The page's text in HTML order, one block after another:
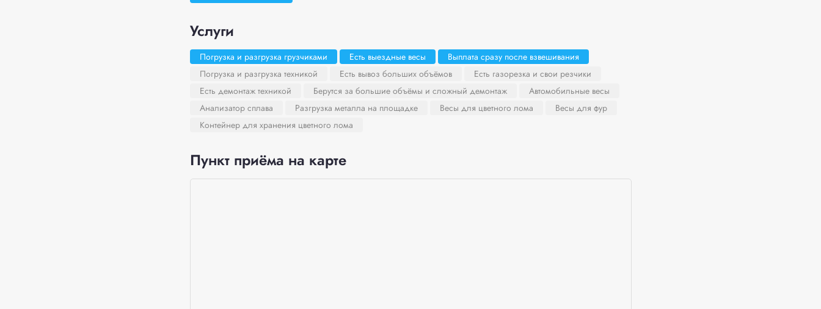
Услуги
Погрузка и разгрузка грузчиками Есть выездные весы
Выплата сразу после взвешивания
Погрузка и разгрузка техникой
Есть вывоз больших объёмов
Есть газорезка и свои резчики
Есть демонтаж техникой
Берутся за большие объёмы и сложный демонтаж
Автомобильные весы
Анализатор сплава
Разгрузка металла на площадке Весы для цветного лома
Весы для фур
Контейнер для хранения цветного лома
Пункт приёма на карте